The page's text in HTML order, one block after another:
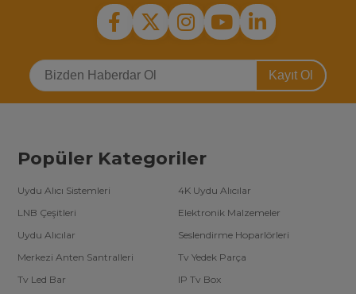
Kayıt Ol
Popüler Kategoriler
Uydu Alıcı Sistemleri
4K Uydu Alıcılar
LNB Çeşitleri
Elektronik Malzemeler
Uydu Alıcılar
Seslendirme Hoparlörleri
Merkezi Anten Santralleri
Tv Yedek Parça
Tv Led Bar
IP Tv Box